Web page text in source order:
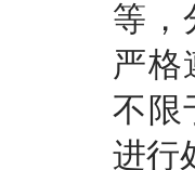
等，
严格
不限
进行